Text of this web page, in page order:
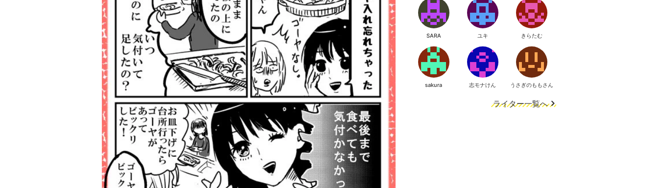
SARA ユキ きらたむ
sakura 志モナけん うさぎのももさん
ライター一覧へ